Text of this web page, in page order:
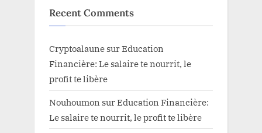
Recent Comments
Cryptoalaune surEducation
Financière: Le salaire te nourrit, le
profit te libère
Nouhoumon surEducation Financière:
Le salaire te nourrit, le profit te libère